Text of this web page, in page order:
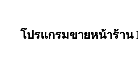
โปรแกรมขายหน้าร้าน